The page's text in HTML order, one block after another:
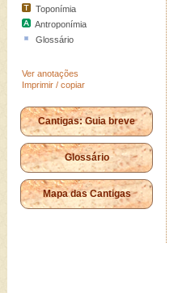
Toponímia
Antroponímia
Glossário
Ver anotações
Imprimir / copiar
Cantigas: Guia breve
Glossário
Mapa das Cantigas